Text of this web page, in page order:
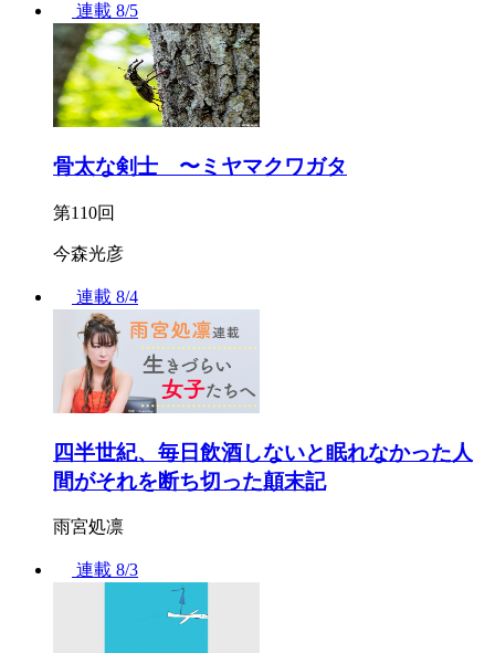
連載 8/5
骨太な剣士 〜ミヤマクワガタ
第110回
今森光彦
連載 8/4
四半世紀、毎日飲酒しないと眠れなかった人
間がそれを断ち切った顛末記
雨宮処凛
連載 8/3